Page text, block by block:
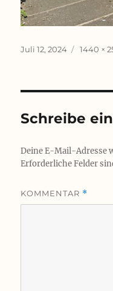
Veröffentlicht
Juli 12, 2024 1440 ×
Schreibe
Deine E-Mail-Adresse
Erforderliche Felder
KOMMENTAR *